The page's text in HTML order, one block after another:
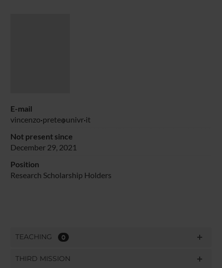
E-mail
vincenzo prete univr it
Not present since
December 29, 2021
Position
Research Scholarship Holders
TEACHING 0
THIRD MISSION